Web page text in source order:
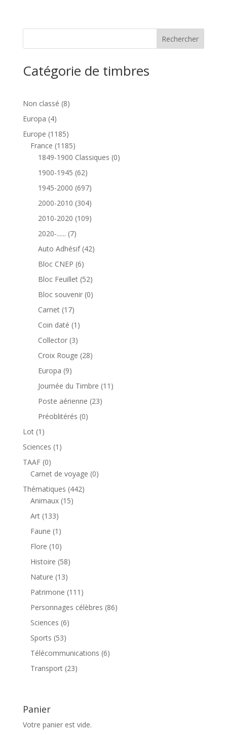
Catégorie de timbres
Non classé 88
Europa 44
produits
Europe 11851185
produits
France 11851185
produits
1849-1900 Classiques 00
1900-1945 6262
produits
1945-2000 697697
produits
2000-2010 304304
produits
2010-2020 109109
2020-...... 77
produits
Auto Adhésif 4242
Bloc CNEP 66
produits
Bloc Feuillet 5252
produits
Bloc souvenir 00
Carnet 1717
produits
Coin daté 1 1
produit
Collector 33
produits
Croix Rouge 2828
Europa 99
produits
Journée du Timbre 11 11
Poste aérienne 2323
Préoblitérés 00
Lot 1 1
produit
Sciences 1 1
TAAF 00
produit
Carnet de voyage 00
Thématiques 442442
Animaux 1515
Art 133133
produits
Faune 1 1
produit
Flore 1010
produits
Histoire 5858
Nature 1313
produits
Patrimone 111 111
produits
Personnages célèbres 8686
Sciences 66
Sports 5353
produits
Télécommunications 66
Transport 2323
Panier
Votre panier est vide.